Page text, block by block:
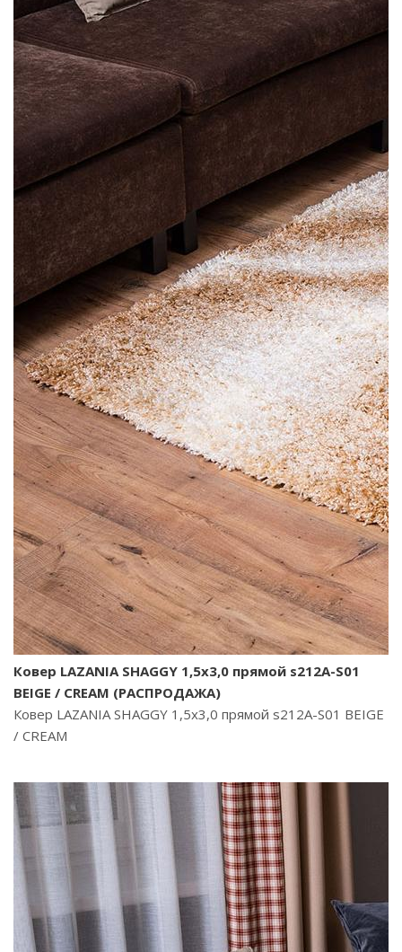
Ковер LAZANIA SHAGGY 1,5х3,0 прямой s212A-S01
BEIGE / CREAM (РАСПРОДАЖА)
Ковер LAZANIA SHAGGY 1,5х3,0 прямой s212A-S01 BEIGE
/ CREAM